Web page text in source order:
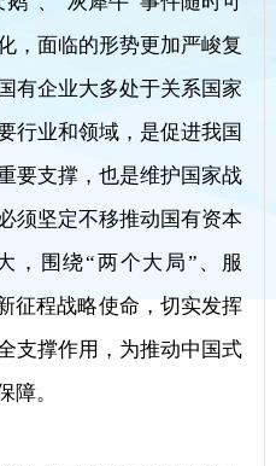
，面临的形势更加严峻复
有企业大多处于关系国家
行业和领域，是促进我国
要支撑，也是维护国家战
须坚定不移推动国有资本
，围绕“两个大局”、服
征程战略使命，切实发挥
支撑作用，为推动中国式
障。